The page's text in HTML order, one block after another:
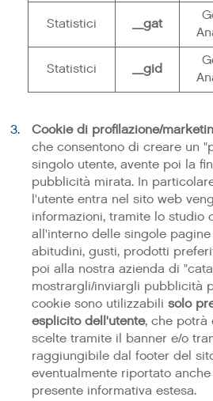
Statistici _gat
Statistici _gid
Cookie di profilazione/
che consentono di creare un
singolo utente, avente poi la
pubblicità mirata. In
l'utente entra nel sito web
informazioni, tramite lo studio
all'interno delle singole
abitudini, gusti, prodotti
poi alla nostra azienda di
mostrargli/inviargli pubblicità
cookie sono utilizzabili solo
esplicito dell'utente, che potrà
scelte tramite il banner e/o
raggiungibile dal footer del
eventualmente riportato
presente informativa estesa.